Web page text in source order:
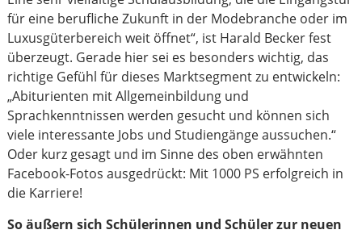
für eine berufliche Zukunft in der Modebranche oder im
Luxusgüterbereich weit öffnet“, ist Harald Becker fest
überzeugt. Gerade hier sei es besonders wichtig, das
richtige Gefühl für dieses Marktsegment zu entwickeln:
„Abiturienten mit Allgemeinbildung und
Sprachkenntnissen werden gesucht und können sich
viele interessante Jobs und Studiengänge aussuchen.“
Oder kurz gesagt und im Sinne des oben erwähnten
Facebook-Fotos ausgedrückt: Mit 1000 PS erfolgreich in
die Karriere!
So äußern sich Schülerinnen und Schüler zur neuen